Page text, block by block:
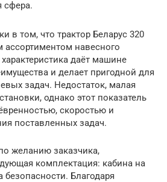
сфера.
в том, что трактор Беларус 320
навесного
даёт машине
и делает пригодной для
задач. Недостаток, малая
однако этот показатель
скоростью и
поставленных задач.
желанию заказчика,
комплектация: кабина на
безопасности. Благодаря